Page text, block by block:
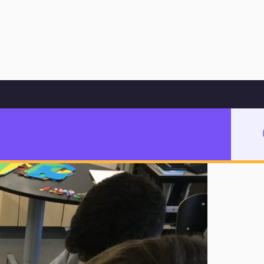
Hoppa till innehåll